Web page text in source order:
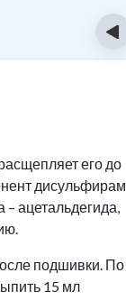
его до
дисульфирам
– ацетальдегида,
подшивки. По
15 мл
‹